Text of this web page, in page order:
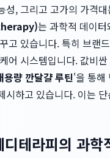
, 그리고 고가의 가격
는 과학적 데이
고 있습니다. 특히 브랜
어 시스템입니다. 값비
용량 깐달걀 루틴'을 통해
하고 있습니다. 이는
테라피의 과학